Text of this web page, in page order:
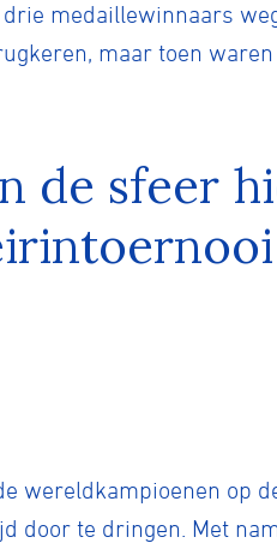
medaillewinnaars
maar toen
de sfeer
wereldkampioenen op
door te dringen. Met